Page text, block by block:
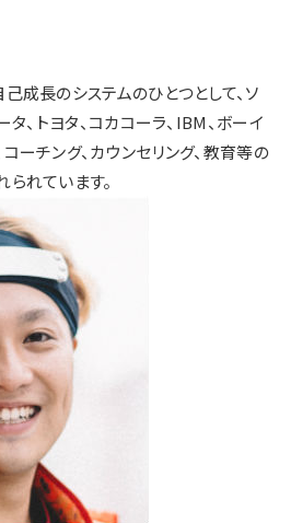
成長のシステムのひとつとして、ソ
タ、トヨタ、コカコーラ、IBM、ボーイ
ーチング、カウンセリング、教育等の
れています。